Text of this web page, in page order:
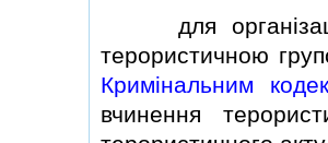
для органiзацiї,
терористичною
Кримiнальним
вчинення